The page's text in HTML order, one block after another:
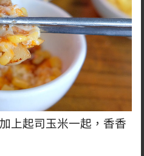
上起司玉米一起，香香